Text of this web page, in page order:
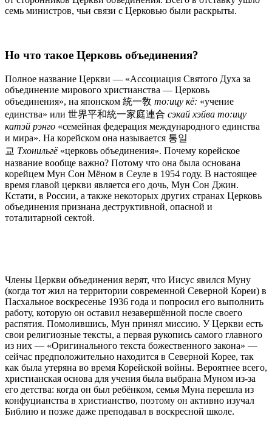
семь министров, чьи связи с Церковью были раскрыты.
Но что такое Церковь объединения?
Полное название Церкви — «Ассоциация Святого Духа за
объединение мирового христианства — Церковь
объединения», на японском 統一敎 то:ицу кё: «учение
единства» или 世界平和統一家庭連合 сэкай хэйва то:ицу
катэй рэнго «семейная федерация международного единства
и мира». На корейском она называется 통일
교 Тхонильгё«церковь объединения». Почему корейское
название вообще важно? Потому что она была основана
корейцем Мун Сон Мёном в Сеуле в 1954 году. В настоящее
время главой церкви является его дочь, Мун Сон Джин.
Кстати, в России, а также некоторых других странах Церковь
объединения признана деструктивной, опасной и
тоталитарной сектой.
Члены Церкви объединения верят, что Иисус явился Муну
(когда тот жил на территории современной Северной Кореи) в
Пасхальное воскресенье 1936 года и попросил его выполнить
работу, которую он оставил незавершённой после своего
распятия. Помолившись, Мун принял миссию. У Церкви есть
свои религиозные тексты, а первая рукопись самого главного
из них — «Оригинального текста божественного закона» —
сейчас предположительно находится в Северной Корее, так
как была утеряна во время Корейской войны. Вероятнее всего,
христианская основа для учения была выбрана Муном из-за
его детства: когда он был ребёнком, семья Муна перешла из
конфуцианства в христианство, поэтому он активно изучал
Библию и позже даже преподавал в воскресной школе.